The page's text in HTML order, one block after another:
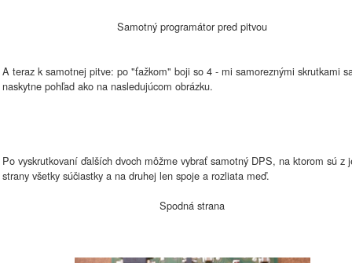
Samotný programátor pred pitvou
A teraz k samotnej pitve: po "ťažkom" boji so 4 - mi samoreznými skrutkami
naskytne pohľad ako na nasledujúcom obrázku.
Po vyskrutkovaní ďalších dvoch môžme vybrať samotný DPS, na ktorom sú z
strany všetky súčiastky a na druhej len spoje a rozliata meď.
Spodná strana